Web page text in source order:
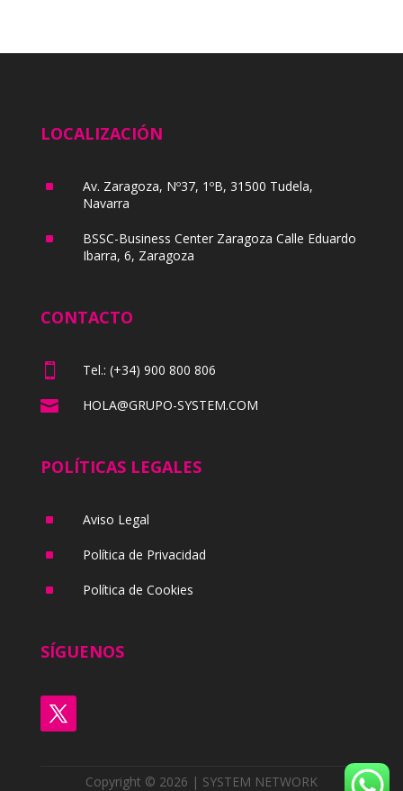
LOCALIZACIÓN
^
Av. Zaragoza, Nº37, 1ºB, 31500 Tudela,
Navarra
^
BSSC-Business Center Zaragoza Calle Eduardo
Ibarra, 6, Zaragoza
CONTACTO
 Tel.: (+34) 900 800 806
 HOLA@GRUPO-SYSTEM.COM
POLÍTICAS LEGALES
^ Aviso Legal
^ Política de Privacidad
^ Política de Cookies
SÍGUENOS
Copyright © 2026 | SYSTEM NETWORK